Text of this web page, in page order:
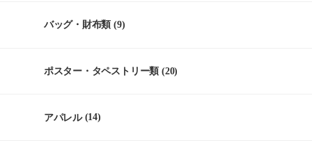
バッグ・財布類 (9)
ポスター・タペストリー類 (20)
アパレル(14)